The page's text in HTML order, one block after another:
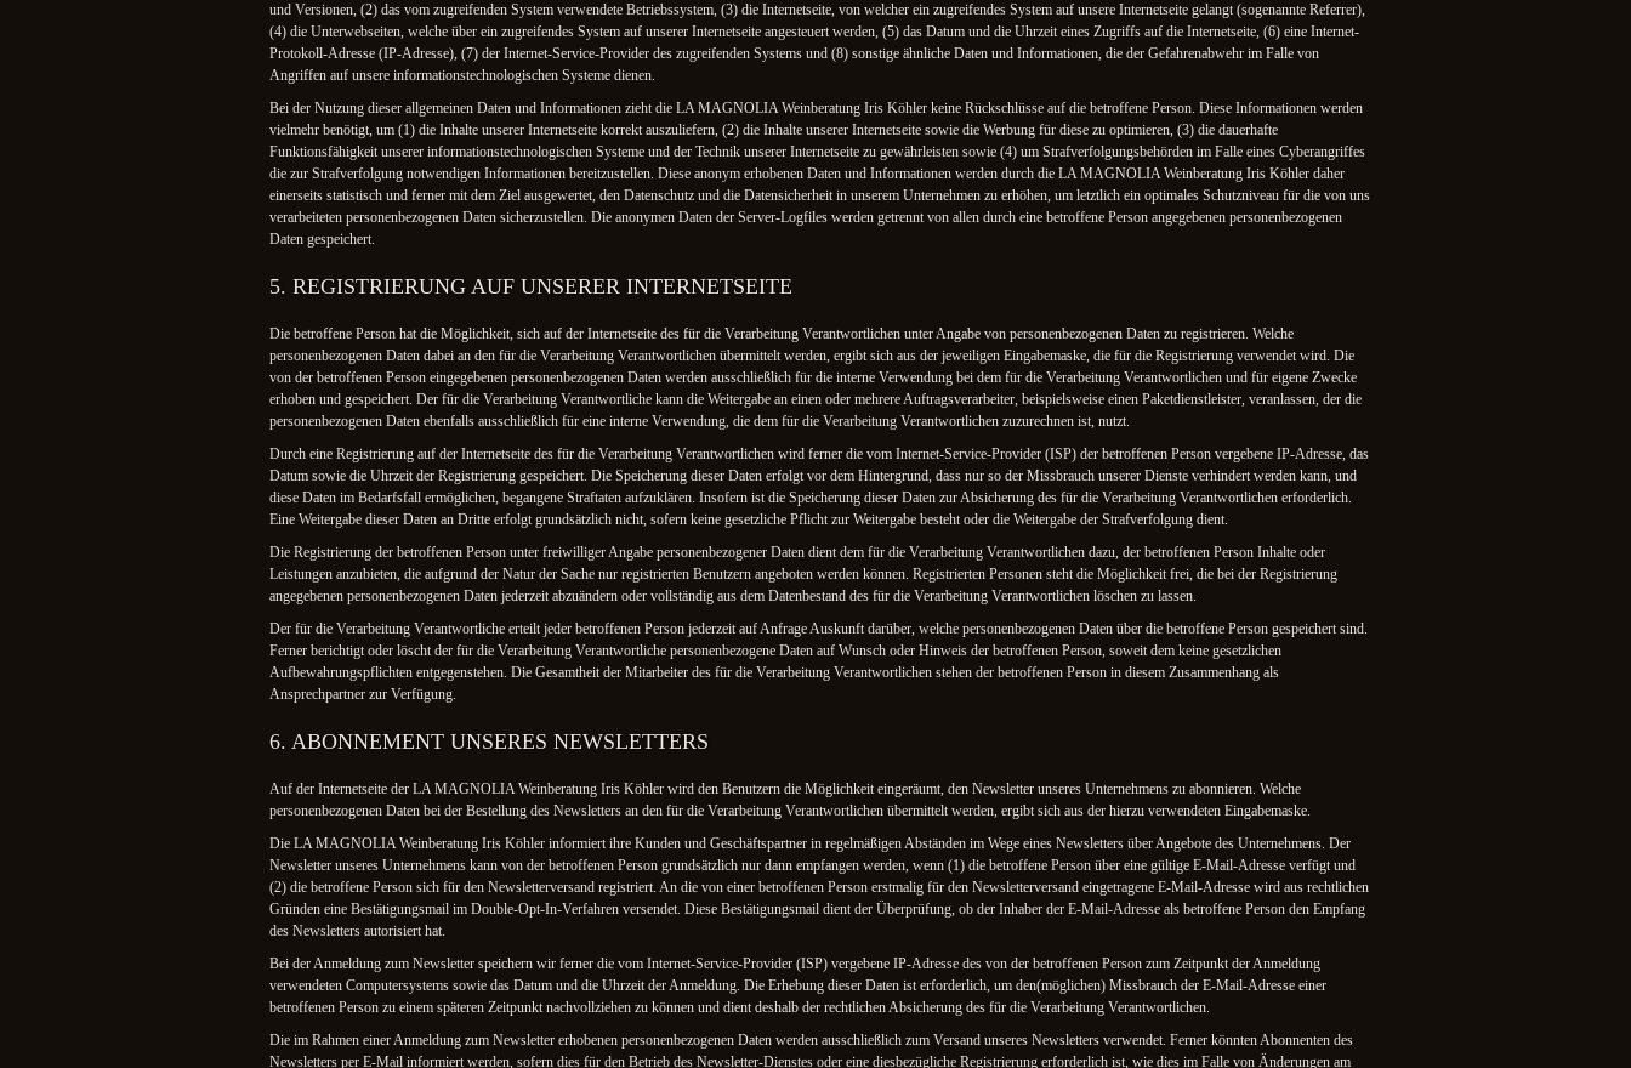
und Versionen, (2) das vom zugreifenden System verwendete Betriebssystem, (3) die Internetseite, von welcher ein zugreifendes System auf unsere Internetseite gelangt (sogenannte Referrer),
(4) die Unterwebseiten, welche über ein zugreifendes System auf unserer Internetseite angesteuert werden, (5) das Datum und die Uhrzeit eines Zugriffs auf die Internetseite, (6) eine Internet-
Protokoll-Adresse (IP-Adresse), (7) der Internet-Service-Provider des zugreifenden Systems und (8) sonstige ähnliche Daten und Informationen, die der Gefahrenabwehr im Falle von
Angriffen auf unsere informationstechnologischen Systeme dienen.
Bei der Nutzung dieser allgemeinen Daten und Informationen zieht die LA MAGNOLIA Weinberatung Iris Köhler keine Rückschlüsse auf die betroffene Person. Diese Informationen werden
vielmehr benötigt, um (1) die Inhalte unserer Internetseite korrekt auszuliefern, (2) die Inhalte unserer Internetseite sowie die Werbung für diese zu optimieren, (3) die dauerhafte
Funktionsfähigkeit unserer informationstechnologischen Systeme und der Technik unserer Internetseite zu gewährleisten sowie (4) um Strafverfolgungsbehörden im Falle eines Cyberangriffes
die zur Strafverfolgung notwendigen Informationen bereitzustellen. Diese anonym erhobenen Daten und Informationen werden durch die LA MAGNOLIA Weinberatung Iris Köhler daher
einerseits statistisch und ferner mit dem Ziel ausgewertet, den Datenschutz und die Datensicherheit in unserem Unternehmen zu erhöhen, um letztlich ein optimales Schutzniveau für die von uns
verarbeiteten personenbezogenen Daten sicherzustellen. Die anonymen Daten der Server-Logfiles werden getrennt von allen durch eine betroffene Person angegebenen personenbezogenen
Daten gespeichert.
5. REGISTRIERUNG AUF UNSERER INTERNETSEITE
Die betroffene Person hat die Möglichkeit, sich auf der Internetseite des für die Verarbeitung Verantwortlichen unter Angabe von personenbezogenen Daten zu registrieren. Welche
personenbezogenen Daten dabei an den für die Verarbeitung Verantwortlichen übermittelt werden, ergibt sich aus der jeweiligen Eingabemaske, die für die Registrierung verwendet wird. Die
von der betroffenen Person eingegebenen personenbezogenen Daten werden ausschließlich für die interne Verwendung bei dem für die Verarbeitung Verantwortlichen und für eigene Zwecke
erhoben und gespeichert. Der für die Verarbeitung Verantwortliche kann die Weitergabe an einen oder mehrere Auftragsverarbeiter, beispielsweise einen Paketdienstleister, veranlassen, der die
personenbezogenen Daten ebenfalls ausschließlich für eine interne Verwendung, die dem für die Verarbeitung Verantwortlichen zuzurechnen ist, nutzt.
Durch eine Registrierung auf der Internetseite des für die Verarbeitung Verantwortlichen wird ferner die vom Internet-Service-Provider (ISP) der betroffenen Person vergebene IP-Adresse, das
Datum sowie die Uhrzeit der Registrierung gespeichert. Die Speicherung dieser Daten erfolgt vor dem Hintergrund, dass nur so der Missbrauch unserer Dienste verhindert werden kann, und
diese Daten im Bedarfsfall ermöglichen, begangene Straftaten aufzuklären. Insofern ist die Speicherung dieser Daten zur Absicherung des für die Verarbeitung Verantwortlichen erforderlich.
Eine Weitergabe dieser Daten an Dritte erfolgt grundsätzlich nicht, sofern keine gesetzliche Pflicht zur Weitergabe besteht oder die Weitergabe der Strafverfolgung dient.
Die Registrierung der betroffenen Person unter freiwilliger Angabe personenbezogener Daten dient dem für die Verarbeitung Verantwortlichen dazu, der betroffenen Person Inhalte oder
Leistungen anzubieten, die aufgrund der Natur der Sache nur registrierten Benutzern angeboten werden können. Registrierten Personen steht die Möglichkeit frei, die bei der Registrierung
angegebenen personenbezogenen Daten jederzeit abzuändern oder vollständig aus dem Datenbestand des für die Verarbeitung Verantwortlichen löschen zu lassen.
Der für die Verarbeitung Verantwortliche erteilt jeder betroffenen Person jederzeit auf Anfrage Auskunft darüber, welche personenbezogenen Daten über die betroffene Person gespeichert sind.
Ferner berichtigt oder löscht der für die Verarbeitung Verantwortliche personenbezogene Daten auf Wunsch oder Hinweis der betroffenen Person, soweit dem keine gesetzlichen
Aufbewahrungspflichten entgegenstehen. Die Gesamtheit der Mitarbeiter des für die Verarbeitung Verantwortlichen stehen der betroffenen Person in diesem Zusammenhang als
Ansprechpartner zur Verfügung.
6. ABONNEMENT UNSERES NEWSLETTERS
Auf der Internetseite der LA MAGNOLIA Weinberatung Iris Köhler wird den Benutzern die Möglichkeit eingeräumt, den Newsletter unseres Unternehmens zu abonnieren. Welche
personenbezogenen Daten bei der Bestellung des Newsletters an den für die Verarbeitung Verantwortlichen übermittelt werden, ergibt sich aus der hierzu verwendeten Eingabemaske.
Die LA MAGNOLIA Weinberatung Iris Köhler informiert ihre Kunden und Geschäftspartner in regelmäßigen Abständen im Wege eines Newsletters über Angebote des Unternehmens. Der
Newsletter unseres Unternehmens kann von der betroffenen Person grundsätzlich nur dann empfangen werden, wenn (1) die betroffene Person über eine gültige E-Mail-Adresse verfügt und
(2) die betroffene Person sich für den Newsletterversand registriert. An die von einer betroffenen Person erstmalig für den Newsletterversand eingetragene E-Mail-Adresse wird aus rechtlichen
Gründen eine Bestätigungsmail im Double-Opt-In-Verfahren versendet. Diese Bestätigungsmail dient der Überprüfung, ob der Inhaber der E-Mail-Adresse als betroffene Person den Empfang
des Newsletters autorisiert hat.
Bei der Anmeldung zum Newsletter speichern wir ferner die vom Internet-Service-Provider (ISP) vergebene IP-Adresse des von der betroffenen Person zum Zeitpunkt der Anmeldung
verwendeten Computersystems sowie das Datum und die Uhrzeit der Anmeldung. Die Erhebung dieser Daten ist erforderlich, um den(möglichen) Missbrauch der E-Mail-Adresse einer
betroffenen Person zu einem späteren Zeitpunkt nachvollziehen zu können und dient deshalb der rechtlichen Absicherung des für die Verarbeitung Verantwortlichen.
Die im Rahmen einer Anmeldung zum Newsletter erhobenen personenbezogenen Daten werden ausschließlich zum Versand unseres Newsletters verwendet. Ferner könnten Abonnenten des
Newsletters per E-Mail informiert werden, sofern dies für den Betrieb des Newsletter-Dienstes oder eine diesbezügliche Registrierung erforderlich ist, wie dies im Falle von Änderungen am